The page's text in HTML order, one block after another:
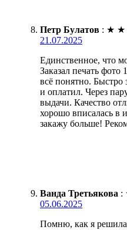
Петр Булатов : ★ ★
21.07.2025
Единственное, что
Заказал печать
всё понятно. Быстро
и оплатил. Через
выдачи. Качество
хорошо вписалась в
закажу больше!
Ванда Третьякова :
05.06.2025
Помню, как я решила